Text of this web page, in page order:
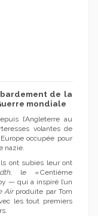
de la
mondiale
l’Angleterre au
volantes de
occupée pour
nazie.
ont subies leur ont
, le « Centième
— qui a inspiré l’un
Airproduite par Tom
les tout premiers